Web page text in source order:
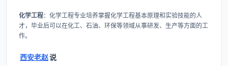
化学工程：化学工程专业培养掌握化学工程基本原理和实验技能的人
才，毕业后可以在化工、石油、环保等领域从事研发、生产等方面的工
作。
西安老赵说